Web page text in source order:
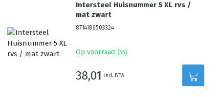
Intersteel Huisnummer 5 XL rvs /
mat zwart
8714186503324
Op voorraad (55)
38,01 incl. BTW